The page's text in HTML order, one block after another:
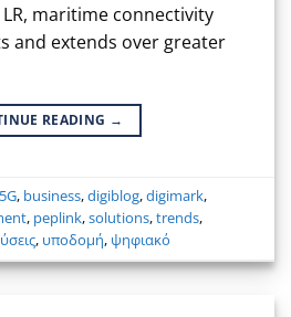
maritime connectivity
and extends over greater
READING →
5G, business,digiblog,digimark,
, peplink,solutions,trends,
, υποδομή, ψηφιακό